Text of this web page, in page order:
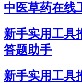
中医草药在线
新手实用工具
答题助手
新手实用工具